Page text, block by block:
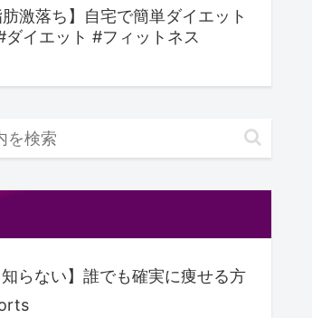
肪激落ち】自宅で簡単ダイエット
ダイエット #フィットネス
知らない】誰でも確実に痩せる方